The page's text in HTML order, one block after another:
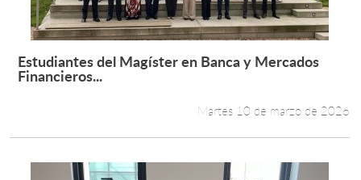
Leer más +
Estudiantes del Magíster en Banca y Mercados
Financieros...
Martes 10 de marzo de 2026